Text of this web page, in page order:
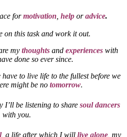
formotivation helporadvice.
on this task and work it out.
my thoughtsand experiences with
done so ever since.
have to live life to the fullest before we
might be no tomorrow.
I’ll be listening to share soul dancers
with you.
, a life after which I willlive alone, my